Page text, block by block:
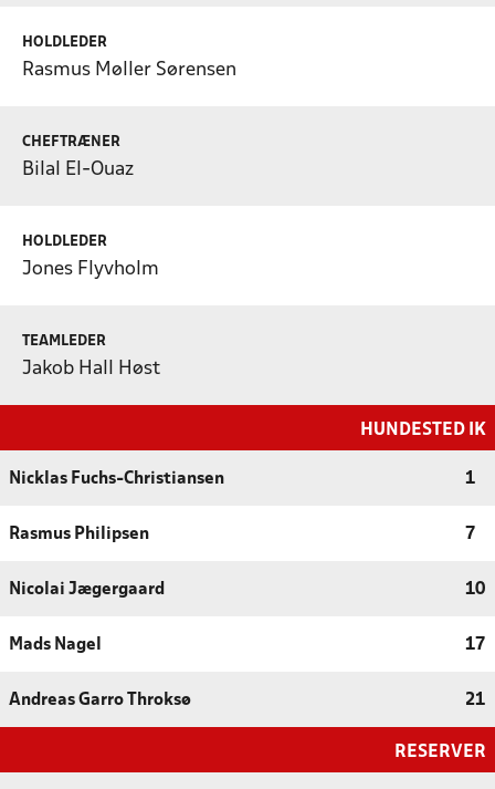
HOLDLEDER
Rasmus Møller Sørensen
CHEFTRÆNER
Bilal El-Ouaz
HOLDLEDER
Jones Flyvholm
TEAMLEDER
Jakob Hall Høst
HUNDESTED IK
Nicklas Fuchs-Christiansen 1
Rasmus Philipsen 7
Nicolai Jægergaard 10
Mads Nagel 17
Andreas Garro Throksø 21
RESERVER